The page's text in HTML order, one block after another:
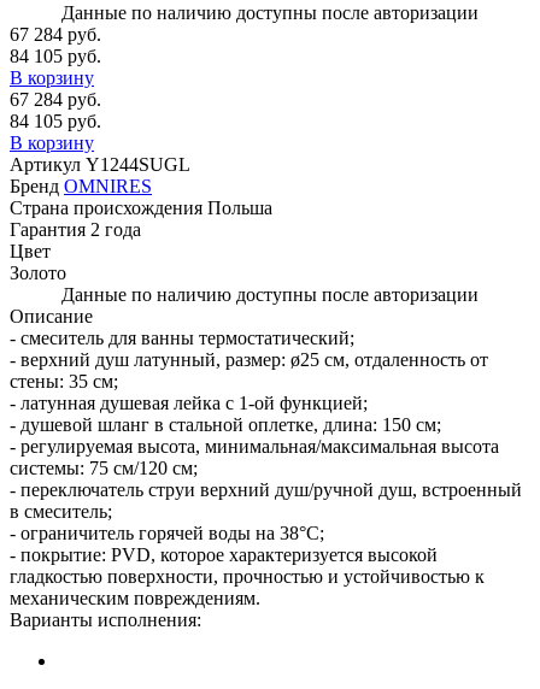
Данные по наличию доступны после авторизации
67 284 руб.
84 105 руб.
В корзину
67 284 руб.
84 105 руб.
В корзину
Артикул Y1244SUGL
Бренд OMNIRES
Страна происхождения Польша
Гарантия 2 года
Цвет
Золото
Данные по наличию доступны после авторизации
Описание
- смеситель для ванны термостатический;
- верхний душ латунный, размер: ø25 см, отдаленность от
стены: 35 см;
- латунная душевая лейка с 1-ой функцией;
- душевой шланг в стальной оплетке, длина: 150 см;
- регулируемая высота, минимальная/максимальная высота
системы: 75 см/120 см;
- переключатель струи верхний душ/ручной душ, встроенный
в смеситель;
- ограничитель горячей воды на 38°C;
- покрытие: PVD, которое характеризуется высокой
гладкостью поверхности, прочностью и устойчивостью к
механическим повреждениям.
Варианты исполнения: